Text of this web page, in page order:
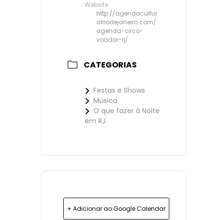
Website
http://agendacultur
alriodejaneiro.com/
agenda-circo-
voador-rj/
CATEGORIAS
Festas e Shows
Música
O que fazer à Noite
em RJ
+ Adicionar ao Google Calendar